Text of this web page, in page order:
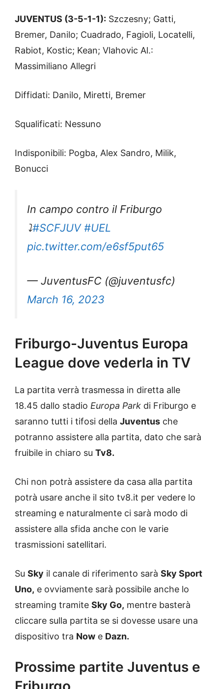
JUVENTUS (3-5-1-1): Szczesny; Gatti,
Bremer, Danilo; Cuadrado, Fagioli, Locatelli,
Rabiot, Kostic; Kean; Vlahovic Al.:
Massimiliano Allegri
Diffidati: Danilo, Miretti, Bremer
Squalificati: Nessuno
Indisponibili: Pogba, Alex Sandro, Milik,
Bonucci
In campo contro il Friburgo
⤵️#SCFJUV #UEL
pic.twitter.com/e6sf5put65
— JuventusFC (@juventusfc)
March 16, 2023
Friburgo-Juventus Europa
League dove vederla in TV
La partita verrà trasmessa in diretta alle
18.45 dallo stadio Europa Park di Friburgo e
saranno tutti i tifosi della Juventus che
potranno assistere alla partita, dato che sarà
fruibile in chiaro su Tv8.
Chi non potrà assistere da casa alla partita
potrà usare anche il sito tv8.it per vedere lo
streaming e naturalmente ci sarà modo di
assistere alla sfida anche con le varie
trasmissioni satellitari.
Su Sky il canale di riferimento sarà Sky Sport
Uno, e ovviamente sarà possibile anche lo
streaming tramite Sky Go, mentre basterà
cliccare sulla partita se si dovesse usare una
dispositivo tra Now e Dazn.
Prossime partite Juventus e